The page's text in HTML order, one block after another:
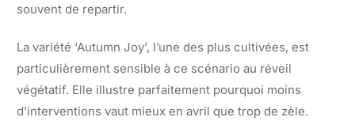
souvent de repartir.
La variété ‘Autumn Joy’, l’une des plus cultivées, est
particulièrement sensible à ce scénario au réveil
végétatif. Elle illustre parfaitement pourquoi moins
d’interventions vaut mieux en avril que trop de zèle.